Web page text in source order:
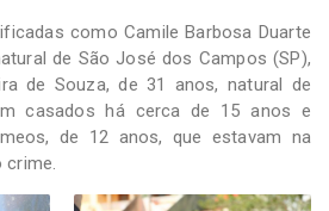
como Camile Barbosa Duarte
de São José dos Campos (SP),
de Souza, de 31 anos, natural de
casados há cerca de 15 anos e
de 12 anos, que estavam na